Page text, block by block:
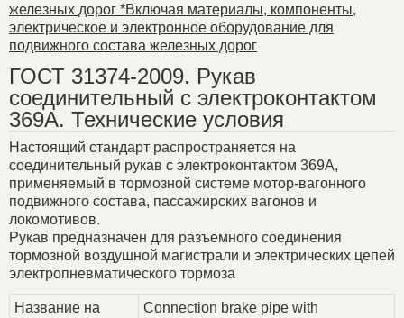
железных дорог *Включая материалы, компоненты,
электрическое и электронное оборудование для
подвижного состава железных дорог
ГОСТ 31374-2009. Рукав
соединительный с электроконтактом
369A. Технические условия
Настоящий стандарт распространяется на
соединительный рукав с электроконтактом 369А,
применяемый в тормозной системе мотор-вагонного
подвижного состава, пассажирских вагонов и
локомотивов.
Рукав предназначен для разъемного соединения
тормозной воздушной магистрали и электрических цепей
электропневматического тормоза
Название на
Connection brake pipe with